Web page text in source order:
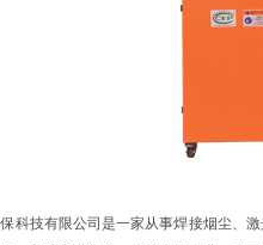
焊接烟雾收集器